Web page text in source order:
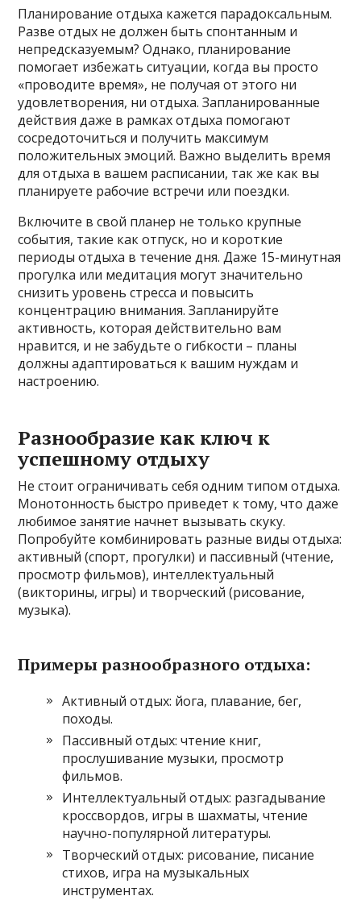
Планирование отдыха кажется парадоксальным.
Разве отдых не должен быть спонтанным и
непредсказуемым? Однако, планирование
помогает избежать ситуации, когда вы просто
«проводите время», не получая от этого ни
удовлетворения, ни отдыха. Запланированные
действия даже в рамках отдыха помогают
сосредоточиться и получить максимум
положительных эмоций. Важно выделить время
для отдыха в вашем расписании, так же как вы
планируете рабочие встречи или поездки.
Включите в свой планер не только крупные
события, такие как отпуск, но и короткие
периоды отдыха в течение дня. Даже 15-минутная
прогулка или медитация могут значительно
снизить уровень стресса и повысить
концентрацию внимания. Запланируйте
активность, которая действительно вам
нравится, и не забудьте о гибкости – планы
должны адаптироваться к вашим нуждам и
настроению.
Разнообразие как ключ к
успешному отдыху
Не стоит ограничивать себя одним типом отдыха.
Монотонность быстро приведет к тому, что даже
любимое занятие начнет вызывать скуку.
Попробуйте комбинировать разные виды отдыха:
активный (спорт, прогулки) и пассивный (чтение,
просмотр фильмов), интеллектуальный
(викторины, игры) и творческий (рисование,
музыка).
Примеры разнообразного отдыха:
Активный отдых: йога, плавание, бег,
походы.
Пассивный отдых: чтение книг,
прослушивание музыки, просмотр
фильмов.
Интеллектуальный отдых: разгадывание
кроссвордов, игры в шахматы, чтение
научно-популярной литературы.
Творческий отдых: рисование, писание
стихов, игра на музыкальных
инструментах.